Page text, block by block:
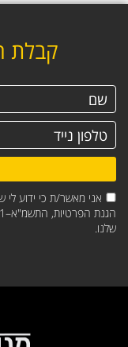
קבלת
אני מאשר/ת כי ידוע לי
הגנת הפרטיות, התשמ"א–1981 (כולל תיקון 13), ובהתאם ל
שלנו.